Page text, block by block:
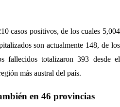
casos positivos, de los cuales 5,004
son actualmente 148, de los
fallecidos totalizaron 393 desde el
más austral del país.
en 46 provincias